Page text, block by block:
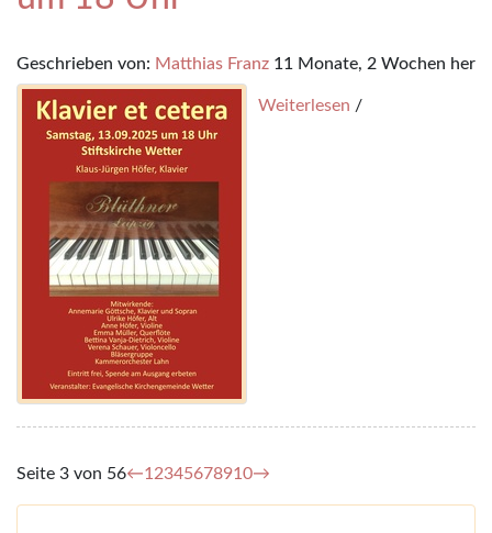
Geschrieben von: Matthias Franz 11 Monate, 2 Wochen her
Weiterlesen /
Seite 3 von 56←1 2345678910→